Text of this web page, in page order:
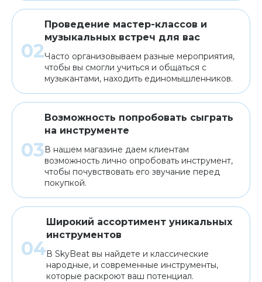
Проведение мастер-классов и
музыкальных встреч для вас
Часто организовываем разные мероприятия,
чтобы вы смогли учиться и общаться с
музыкантами, находить единомышленников.
Возможность попробовать сыграть
на инструменте
В нашем магазине даем клиентам
возможность лично опробовать инструмент,
чтобы почувствовать его звучание перед
покупкой.
Широкий ассортимент уникальных
инструментов
В SkyBeat вы найдете и классические
народные, и современные инструменты,
которые раскроют ваш потенциал.